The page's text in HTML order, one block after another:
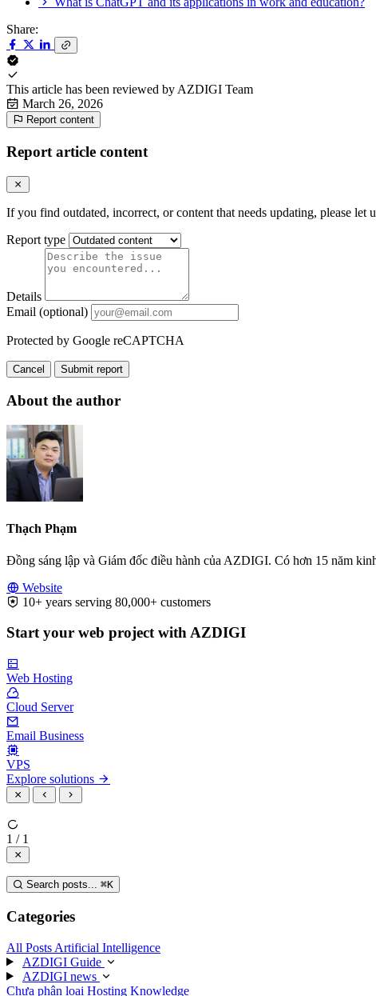
Share:
This article has been reviewed by AZDIGI Team
March 26, 2026
Report content
Report article content
If you find outdated, incorrect, or content that needs updating, please let
Report type
Details
Email (optional)
Protected by Google reCAPTCHA
Cancel Submit report
About the author
Thạch Phạm
Đồng sáng lập và Giám đốc điều hành của AZDIGI. Có hơn 15 năm
Website
10+ years serving 80,000+ customers
Start your web project with AZDIGI
Web Hosting
Cloud Server
Email Business
VPS
Explore solutions
1 / 1
Search posts... ⌘K
Categories
All Posts Artificial Intelligence
AZDIGI Guide
AZDIGI news
Chưa phân loại Hosting Knowledge